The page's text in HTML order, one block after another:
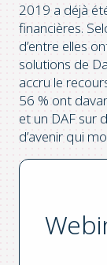
2019 a déjà
financières.
d’entre elles
solutions de
accru le
56 % ont
et un DAF sur
d’avenir qui